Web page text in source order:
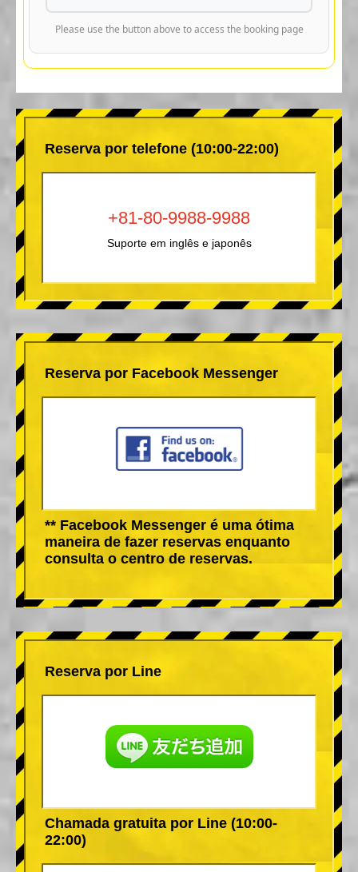
Please use the button above to access the booking page
Reserva por telefone (10:00-22:00)
+81-80-9988-9988
Suporte em inglês e japonês
Reserva por Facebook Messenger
** Facebook Messenger é uma ótima
maneira de fazer reservas enquanto
consulta o centro de reservas.
Reserva por Line
Chamada gratuita por Line (10:00-
22:00)